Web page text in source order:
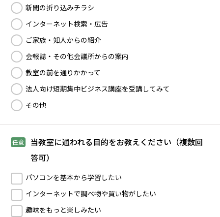
新聞の折り込みチラシ
インターネット検索・広告
ご家族・知人からの紹介
会報誌・その他会議所からの案内
教室の前を通りかかって
法人向け短期集中ビジネス講座を受講してみて
その他
任意
当教室に通われる目的をお教えください（複数回
答可）
パソコンを基本から学習したい
インターネットで調べ物や買い物がしたい
趣味をもっと楽しみたい